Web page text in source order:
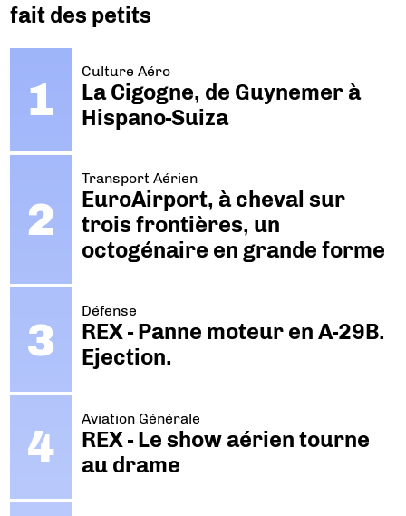
fait des petits
Culture Aéro
La Cigogne, de Guynemer à
Hispano-Suiza
Transport Aérien
EuroAirport, à cheval sur
trois frontières, un
octogénaire en grande forme
Défense
REX - Panne moteur en A-29B.
Ejection.
Aviation Générale
REX - Le show aérien tourne
au drame